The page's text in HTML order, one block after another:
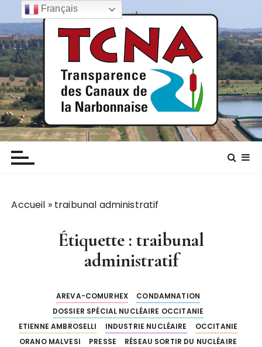
a
s
s
e
r
a
u
c
o TCNA NARBONNE
Transparence des canaux de la narbonnaise
Accueil » traibunal administratif
Étiquette : traibunal
administratif
AREVA-COMURHEX
CONDAMNATION
DOSSIER SPÉCIAL NUCLÉAIRE OCCITANIE
ETIENNE AMBROSELLI
INDUSTRIE NUCLÉAIRE
OCCITANIE
ORANO MALVESI
PRESSE
RÉSEAU SORTIR DU NUCLÉAIRE
Français